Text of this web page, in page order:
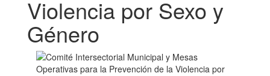
Violencia por Sexo y
Género